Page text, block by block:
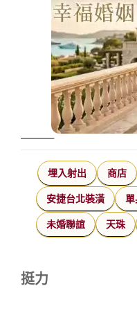
埋入射出 商店
安捷台北裝潢 單
未婚聯誼 天珠
挺力